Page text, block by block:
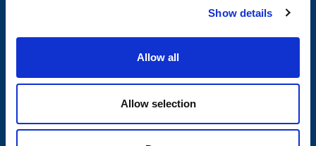
Show details
Allow all
Allow selection
Kontakt
Om Valeryd